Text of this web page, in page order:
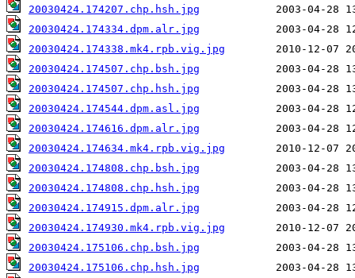
20030424.174207.chp.hsh.jpg
20030424.174334.dpm.alr.jpg
20030424.174338.mk4.rpb.vig.jpg
20030424.174507.chp.bsh.jpg
20030424.174507.chp.hsh.jpg
20030424.174544.dpm.asl.jpg
20030424.174616.dpm.alr.jpg
20030424.174634.mk4.rpb.vig.jpg
20030424.174808.chp.bsh.jpg
20030424.174808.chp.hsh.jpg
20030424.174915.dpm.alr.jpg
20030424.174930.mk4.rpb.vig.jpg
20030424.175106.chp.bsh.jpg
20030424.175106.chp.hsh.jpg